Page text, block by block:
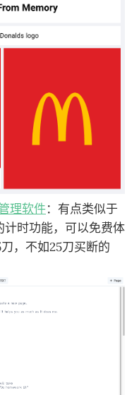
理软件：有点类似于
计时功能，可以免费体
，不如25刀买断的